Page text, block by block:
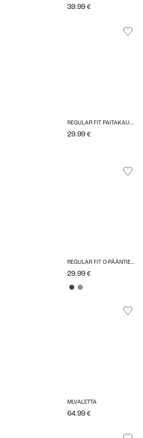
39.99 €
REGULAR FIT PAITAKAULUS TOPIT
29.99 €
REGULAR FIT O-PÄÄNTIE NEULEPUSEROT
29.99 €
MLVALETTA
64.99 €